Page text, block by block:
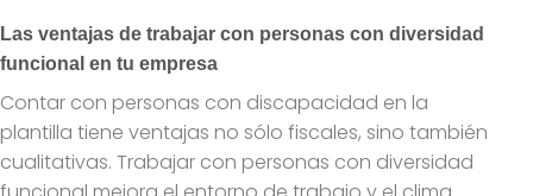
Las ventajas de trabajar con personas con diversidad
funcional en tu empresa
Contar con personas con discapacidad en la
plantilla tiene ventajas no sólo fiscales, sino también
cualitativas. Trabajar con personas con diversidad